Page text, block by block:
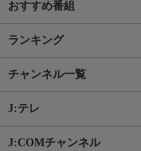
おすすめ番組
ランキング
チャンネル一覧
J:テレ
J:COMチャンネル